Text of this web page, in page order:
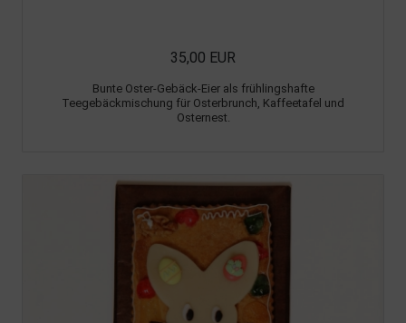
35,00 EUR
Bunte Oster-Gebäck-Eier als frühlingshafte
Teegebäckmischung für Osterbrunch, Kaffeetafel und
Osternest.